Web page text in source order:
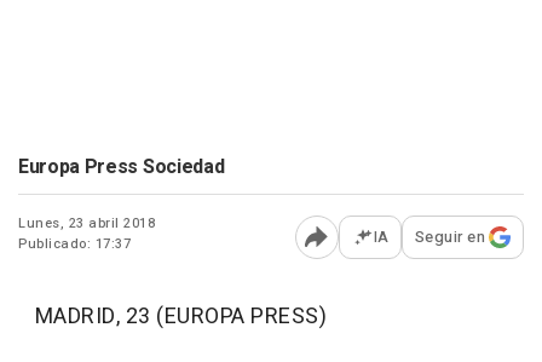
Europa Press Sociedad
Lunes, 23 abril 2018
Publicado: 17:37
Abrir opciones para
IA Seguir en
MADRID, 23 (EUROPA PRESS)